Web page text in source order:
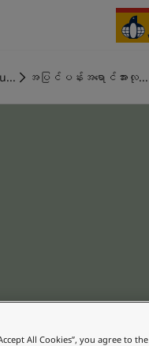
အပြင်ပန်းအရောင်အားလု...
All Cookies”, you agree to